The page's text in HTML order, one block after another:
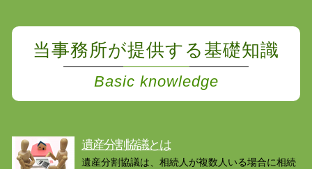
当事務所が提供する基礎知識
Basic knowledge
遺産分割協議とは
遺産分割協議は、相続人が複数人いる場合に相続